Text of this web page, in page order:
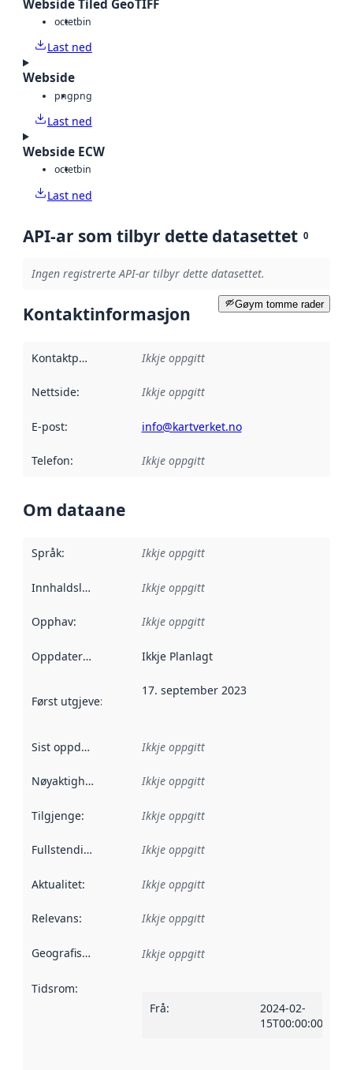
Webside Tiled GeoTIFF
octetbin
Last ned
Webside
pngpng
Last ned
Webside ECW
octetbin
Last ned
API-ar som tilbyr dette datasettet 0
Ingen registrerte API-ar tilbyr dette datasettet.
Gøym tomme rader
Kontaktinformasjon
Kontaktpunkt Ikkje oppgitt
Nettside: Ikkje oppgitt
E-post: info@kartverket.no
Telefon: Ikkje oppgitt
Om dataane
Språk: Ikkje oppgitt
Innhaldsleverandørar :
Ikkje oppgitt
Opphav: Ikkje oppgitt
Oppdateringsfrekvens :
Ikkje Planlagt
Først utgjeve: Denne datoen seier når dataa i dette
17. september 2023
Sist oppdatert Ikkje oppgitt
Nøyaktigheit Ikkje oppgitt
Tilgjenge: Ikkje oppgitt
Fullstendigheit Ikkje oppgitt
Aktualitet: Ikkje oppgitt
Relevans: Ikkje oppgitt
Geografisk område Ikkje oppgitt
Tidsrom:
Frå:
2024-02-
15T00:00:00Z